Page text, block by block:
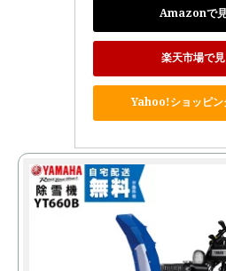
Amazonで
楽天市場で
Yahoo!ショッピン